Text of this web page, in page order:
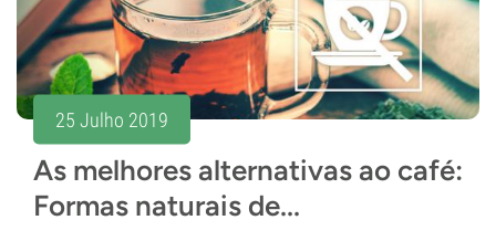
25 Julho 2019
As melhores alternativas ao café:
Formas naturais de...